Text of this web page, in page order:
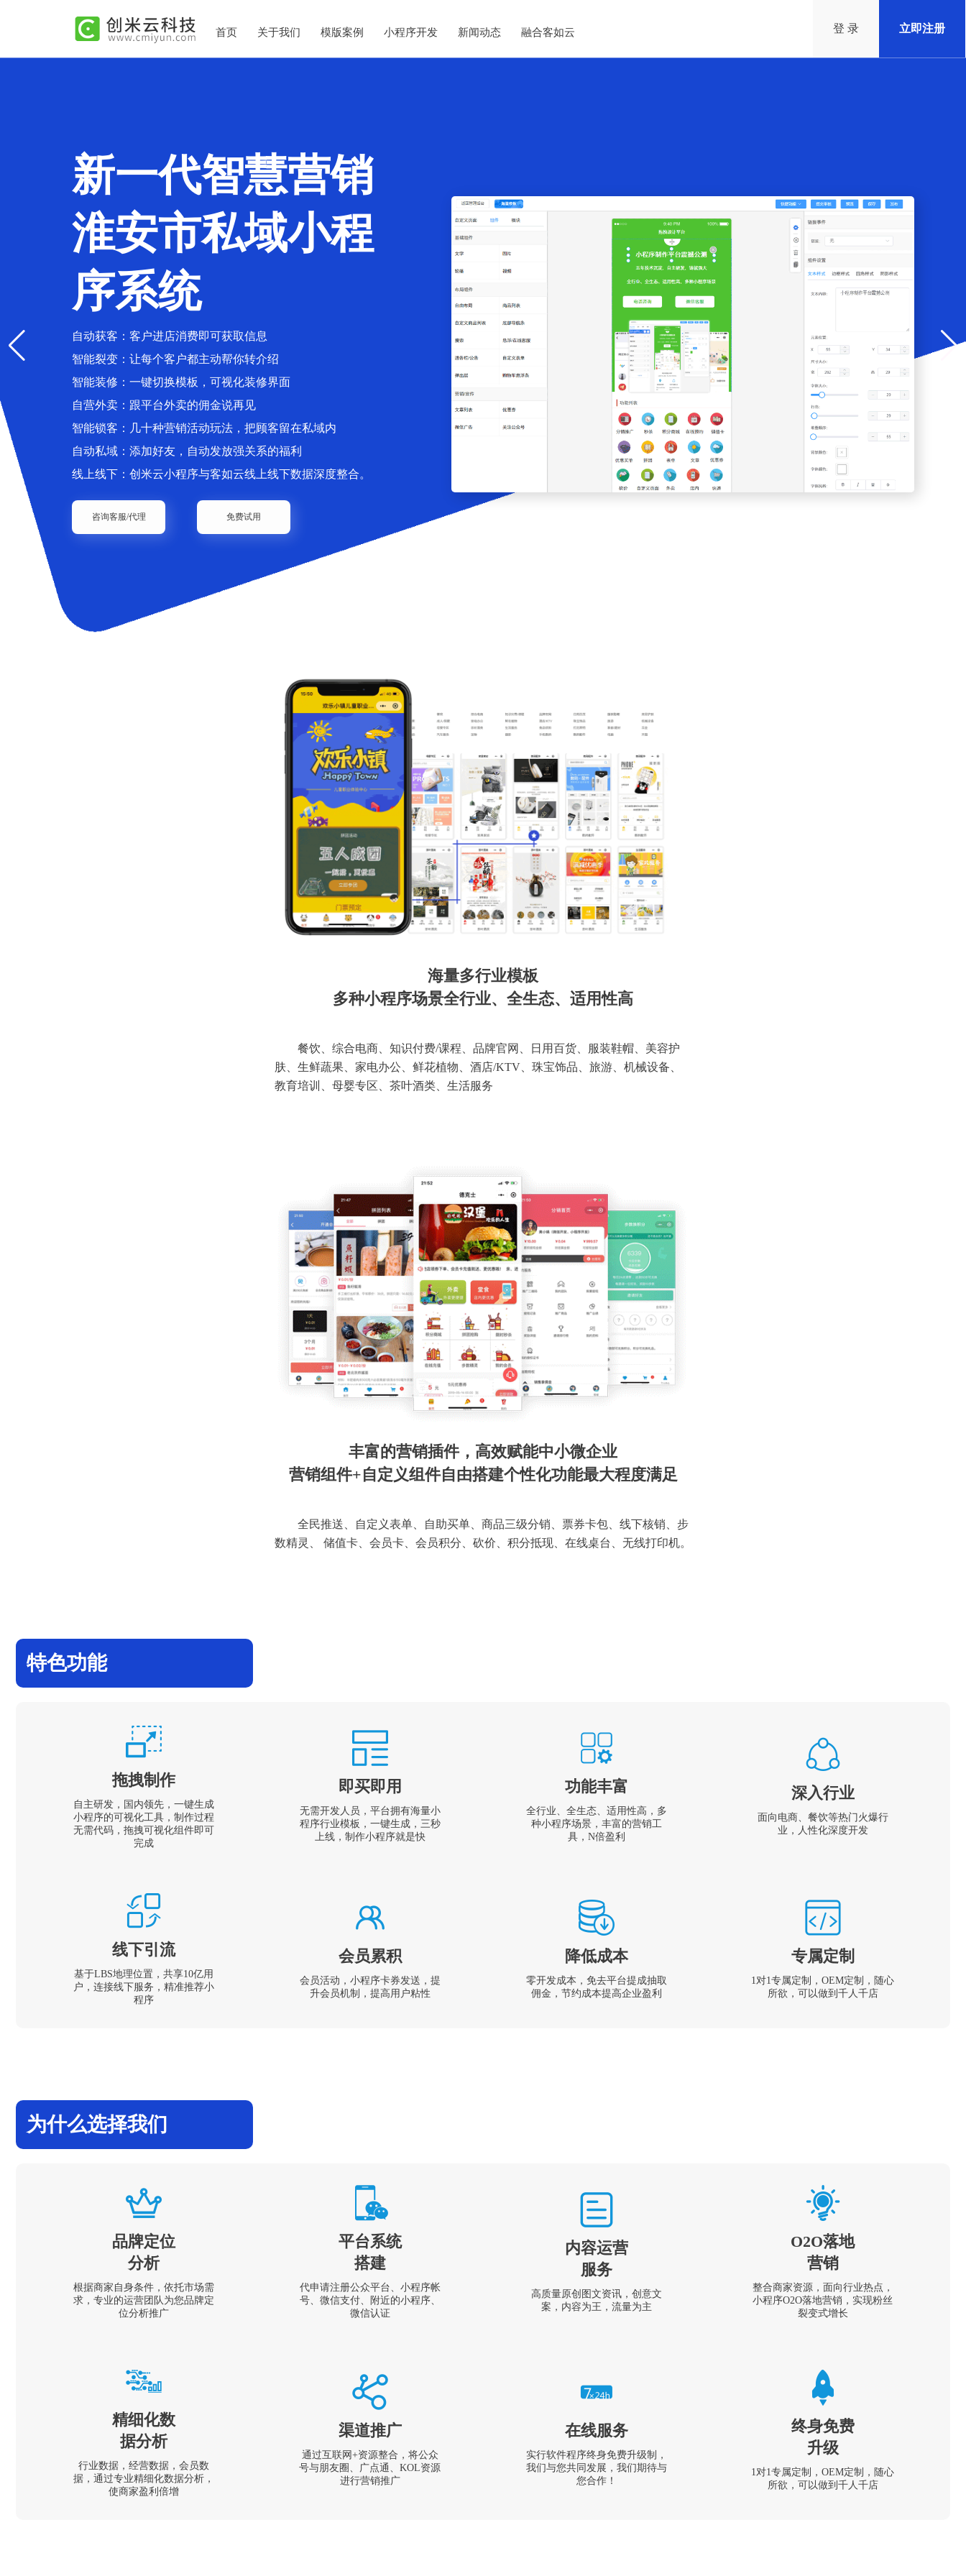
首页 关于我们 模版案例 小程序开发 新闻动态 融合客如云 登 录 立即注册
新一代智慧营销
淮安市私域小程
序系统
自动获客：客户进店消费即可获取信息
智能裂变：让每个客户都主动帮你转介绍
智能装修：一键切换模板，可视化装修界面
自营外卖：跟平台外卖的佣金说再见
智能锁客：几十种营销活动玩法，把顾客留在私域内
自动私域：添加好友，自动发放强关系的福利
线上线下：创米云小程序与客如云线上线下数据深度整合。
咨询客服/代理 免费试用
海量多行业模板
多种小程序场景全行业、全生态、适用性高
餐饮、综合电商、知识付费/课程、品牌官网、日用百货、服装鞋帽、美容护
肤、生鲜蔬果、家电办公、鲜花植物、酒店/KTV、珠宝饰品、旅游、机械设备、
教育培训、母婴专区、茶叶酒类、生活服务
丰富的营销插件，高效赋能中小微企业
营销组件+自定义组件自由搭建个性化功能最大程度满足
全民推送、自定义表单、自助买单、商品三级分销、票券卡包、线下核销、步
数精灵、 储值卡、会员卡、会员积分、砍价、积分抵现、在线桌台、无线打印机。
特色功能
拖拽制作
自主研发，国内领先，一键生成
小程序的可视化工具，制作过程
无需代码，拖拽可视化组件即可
完成
即买即用
无需开发人员，平台拥有海量小
程序行业模板，一键生成，三秒
上线，制作小程序就是快
功能丰富
全行业、全生态、适用性高，多
种小程序场景，丰富的营销工
具，N倍盈利
深入行业
面向电商、餐饮等热门火爆行
业，人性化深度开发
线下引流
基于LBS地理位置，共享10亿用
户，连接线下服务，精准推荐小
程序
会员累积
会员活动，小程序卡券发送，提
升会员机制，提高用户粘性
降低成本
零开发成本，免去平台提成抽取
佣金，节约成本提高企业盈利
专属定制
1对1专属定制，OEM定制，随心
所欲，可以做到千人千店
为什么选择我们
品牌定位
分析
根据商家自身条件，依托市场需
求，专业的运营团队为您品牌定
位分析推广
平台系统
搭建
代申请注册公众平台、小程序帐
号、微信支付、附近的小程序、
微信认证
内容运营
服务
高质量原创图文资讯，创意文
案，内容为王，流量为主
O2O落地
营销
整合商家资源，面向行业热点，
小程序O2O落地营销，实现粉丝
裂变式增长
精细化数
据分析
行业数据，经营数据，会员数
据，通过专业精细化数据分析，
使商家盈利倍增
渠道推广
通过互联网+资源整合，将公众
号与朋友圈、广点通、KOL资源
进行营销推广
在线服务
实行软件程序终身免费升级制，
我们与您共同发展，我们期待与
您合作！
终身免费
升级
1对1专属定制，OEM定制，随心
所欲，可以做到千人千店